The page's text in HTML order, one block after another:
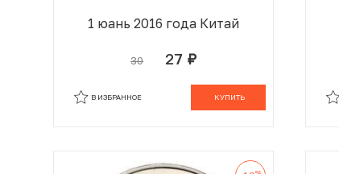
1 юань 2016 года Китай
30 27 руб.
КУПИТЬ
В ИЗБРАННОЕ